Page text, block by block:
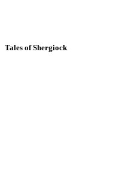
Tales of Shergiock